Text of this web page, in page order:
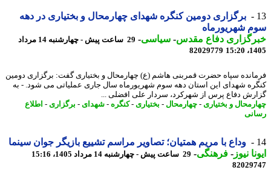
برگزاری دومین کنگره شهدای چهارمحال و بختیاری در دهه
شهریورماه
دفاع مقدس-سیاسی-
29 ساعت پیش - چهارشنبه 14 مرداد
82029779
سپاه حضرت قمربنی هاشم (ع) چهارمحال و بختیاری گفت: برگزاری دومین
شهدای این استان دهه سوم شهریورماه سال جاری عملیاتی می شود. - به
دفاع پرس از شهرکرد، سردار علی افضلی ...
و بختیاری- چهارمحال-بختیاری- کنگره-شهدای- برگزاری - اطلاع
وداع با مریم همتیان؛ تصاویر مراسم تشییع بازیگر جوان سینما
نیوز-فرهنگی-29 ساعت پیش - چهارشنبه 14 مرداد 1405، 15:16